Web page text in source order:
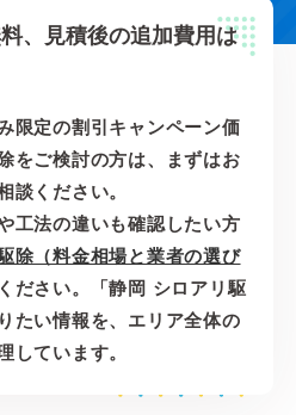
、見積後の追加費用は
限定の割引キャンペーン価
をご検討の方は、まずはお
談ください。
工法の違いも確認したい方
除（料金相場と業者の選び
ださい。「静岡 シロアリ駆
たい情報を、エリア全体の
しています。